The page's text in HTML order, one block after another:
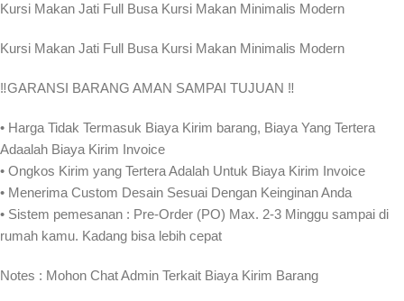
Kursi Makan Jati Full Busa Kursi Makan Minimalis Modern
Kursi Makan Jati Full Busa Kursi Makan Minimalis Modern
‼️GARANSI BARANG AMAN SAMPAI TUJUAN ‼
• Harga Tidak Termasuk Biaya Kirim barang, Biaya Yang Tertera
Adaalah Biaya Kirim Invoice
• Ongkos Kirim yang Tertera Adalah Untuk Biaya Kirim Invoice
• Menerima Custom Desain Sesuai Dengan Keinginan Anda
• Sistem pemesanan : Pre-Order (PO) Max. 2-3 Minggu sampai di
rumah kamu. Kadang bisa lebih cepat⁣⁣
Notes : Mohon Chat Admin Terkait Biaya Kirim Barang